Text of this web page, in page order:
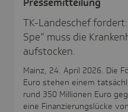
TK-Landeschef
Spe“ muss die
aufstocken.
Mainz, 24. April 2026. Die
Euro stehen einem
rund 350 Millionen Euro
eine Finanzierungslücke